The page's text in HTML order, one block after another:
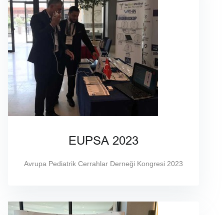
EUPSA 2023
Avrupa Pediatrik Cerrahlar Derneği Kongresi 2023